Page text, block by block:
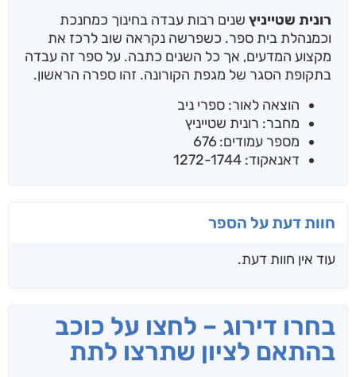
רונית שטייניץ שנים רבות עבדה בחינוך כמחנכת
וכמנהלת בית ספר. כשפרשה נקראה שוב לרכז את
מקצוע המדעים, אך כל השנים כתבה. על ספר זה עבדה
בתקופת הסגר של מגפת הקורונה. זהו ספרה הראשון.
הוצאה לאור: ספרי ניב
מחבר: רונית שטייניץ
מספר עמודים: 676
דאנאקוד: 1272-1744
חוות דעת על הספר
עוד אין חוות דעת.
בחרו דירוג – לחצו על כוכב
בהתאם לציון שתרצו לתת